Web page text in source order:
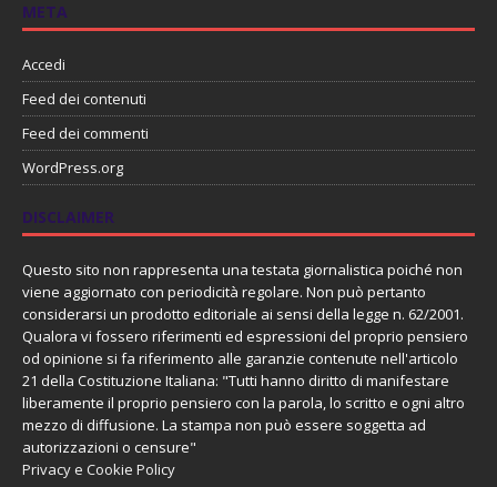
META
Accedi
Feed dei contenuti
Feed dei commenti
WordPress.org
DISCLAIMER
Questo sito non rappresenta una testata giornalistica poiché non
viene aggiornato con periodicità regolare. Non può pertanto
considerarsi un prodotto editoriale ai sensi della legge n. 62/2001.
Qualora vi fossero riferimenti ed espressioni del proprio pensiero
od opinione si fa riferimento alle garanzie contenute nell'articolo
21 della Costituzione Italiana: "Tutti hanno diritto di manifestare
liberamente il proprio pensiero con la parola, lo scritto e ogni altro
mezzo di diffusione. La stampa non può essere soggetta ad
autorizzazioni o censure"
Privacy e Cookie Policy